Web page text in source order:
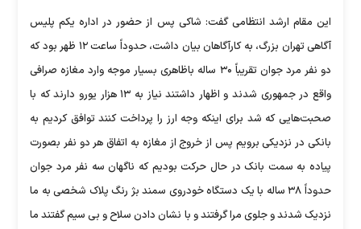
این مقام ارشد انتظامی گفت: شاکی پس از حضور در اداره یکم پلیس
آگاهی تهران بزرگ، به کارآگاهان بیان داشت، حدوداً ساعت ۱۲ ظهر بود که
دو نفر مرد جوان تقریباً ۳۰ ساله باظاهری بسیار موجه وارد مغازه صرافی
واقع در جمهوری شدند و اظهار داشتند نیاز به ۱۳ هزار یورو دارند که با
صحبت‌هایی که شد برای اینکه وجه ارز را پرداخت کنند توافق کردیم به
بانکی در نزدیکی برویم پس از خروج از مغازه به اتفاق هر دو نفر بصورت
پیاده به سمت بانک در حال حرکت بودیم که ناگهان سه نفر مرد جوان
حدوداً ۳۸ ساله با یک دستگاه خودروی سمند بژ رنگ پلاک شخصی به ما
نزدیک شدند و جلوی مرا گرفتند و با نشان دادن سلاح و بی سیم گفتند ما